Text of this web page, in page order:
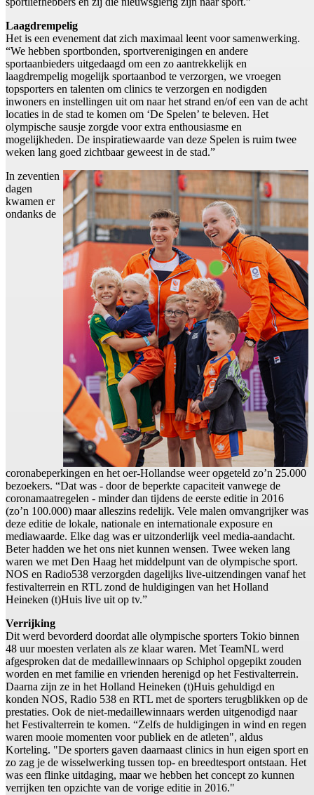
Laagdrempelig
Het is een evenement dat zich maximaal leent voor samenwerking.
“We hebben sportbonden, sportverenigingen en andere
sportaanbieders uitgedaagd om een zo aantrekkelijk en
laagdrempelig mogelijk sportaanbod te verzorgen, we vroegen
topsporters en talenten om clinics te verzorgen en nodigden
inwoners en instellingen uit om naar het strand en/of een van de acht
locaties in de stad te komen om ‘De Spelen’ te beleven. Het
olympische sausje zorgde voor extra enthousiasme en
mogelijkheden. De inspiratiewaarde van deze Spelen is ruim twee
weken lang goed zichtbaar geweest in de stad.”
In zeventien
dagen
kwamen er
ondanks de
coronabeperkingen en het oer-Hollandse weer opgeteld zo’n 25.000
bezoekers. “Dat was - door de beperkte capaciteit vanwege de
coronamaatregelen - minder dan tijdens de eerste editie in 2016
(zo’n 100.000) maar alleszins redelijk. Vele malen omvangrijker was
deze editie de lokale, nationale en internationale exposure en
mediawaarde. Elke dag was er uitzonderlijk veel media-aandacht.
Beter hadden we het ons niet kunnen wensen. Twee weken lang
waren we met Den Haag het middelpunt van de olympische sport.
NOS en Radio538 verzorgden dagelijks live-uitzendingen vanaf het
festivalterrein en RTL zond de huldigingen van het Holland
Heineken (t)Huis live uit op tv.”
Verrijking
Dit werd bevorderd doordat alle olympische sporters Tokio binnen
48 uur moesten verlaten als ze klaar waren. Met TeamNL werd
afgesproken dat de medaillewinnaars op Schiphol opgepikt zouden
worden en met familie en vrienden herenigd op het Festivalterrein.
Daarna zijn ze in het Holland Heineken (t)Huis gehuldigd en
konden NOS, Radio 538 en RTL met de sporters terugblikken op de
prestaties. Ook de niet-medaillewinnaars werden uitgenodigd naar
het Festivalterrein te komen. “Zelfs de huldigingen in wind en regen
waren mooie momenten voor publiek en de atleten", aldus
Korteling. "De sporters gaven daarnaast clinics in hun eigen sport en
zo zag je de wisselwerking tussen top- en breedtesport ontstaan. Het
was een flinke uitdaging, maar we hebben het concept zo kunnen
verrijken ten opzichte van de vorige editie in 2016."